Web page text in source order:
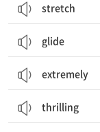
stretch
glide
extremely
thrilling